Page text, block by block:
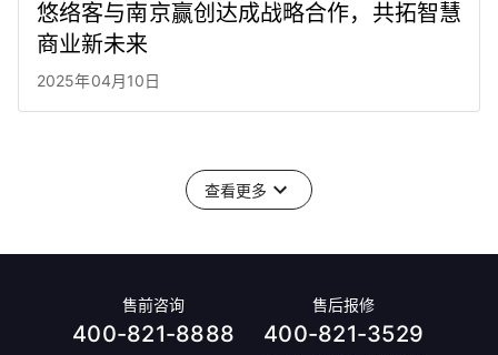
悠络客与南京赢创达成战略合作，共拓智慧
商业新未来
2025年04月10日
查看更多
售前咨询
400-821-8888
售后报修
400-821-3529